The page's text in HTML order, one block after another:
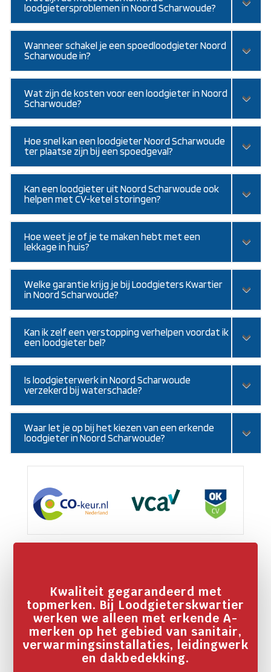
loodgietersproblemen in Noord Scharwoude?
Wanneer schakel je een spoedloodgieter Noord
Scharwoude in?
Wat zijn de kosten voor een loodgieter in Noord
Scharwoude?
Hoe snel kan een loodgieter Noord Scharwoude
ter plaatse zijn bij een spoedgeval?
Kan een loodgieter uit Noord Scharwoude ook
helpen met CV-ketel storingen?
Hoe weet je of je te maken hebt met een
lekkage in huis?
Welke garantie krijg je bij Loodgieters Kwartier
in Noord Scharwoude?
Kan ik zelf een verstopping verhelpen voordat ik
een loodgieter bel?
Is loodgieterwerk in Noord Scharwoude
verzekerd bij waterschade?
Waar let je op bij het kiezen van een erkende
loodgieter in Noord Scharwoude?
Kwaliteit gegarandeerd met
topmerken. Bij Loodgieterskwartier
werken we alleen met erkende A-
merken op het gebied van sanitair,
verwarmingsinstallaties, leidingwerk
en dakbedekking.